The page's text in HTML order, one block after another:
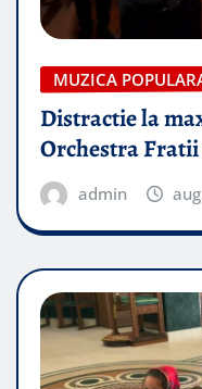
MUZICA
Distractie la
Orchestra
admin